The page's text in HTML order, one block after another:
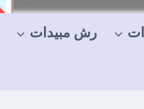
رش مبيدات